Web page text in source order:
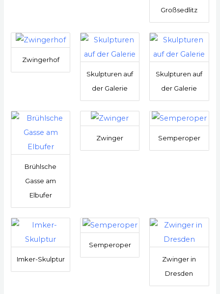
Großsedlitz
Zwingerhof
Skulpturen auf
der Galerie
Skulpturen auf
der Galerie
Brühlsche
Gasse am
Elbufer
Zwinger Semperoper
Imker-Skulptur
Semperoper
Zwinger in
Dresden